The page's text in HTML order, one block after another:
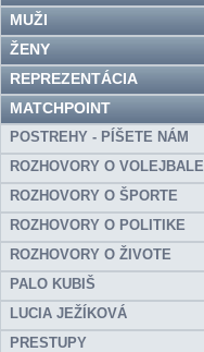
MUŽI
ŽENY
REPREZENTÁCIA
MATCHPOINT
POSTREHY - PÍŠETE NÁM
ROZHOVORY O VOLEJBALE
ROZHOVORY O ŠPORTE
ROZHOVORY O POLITIKE
ROZHOVORY O ŽIVOTE
PALO KUBIŠ
LUCIA JEŽÍKOVÁ
PRESTUPY